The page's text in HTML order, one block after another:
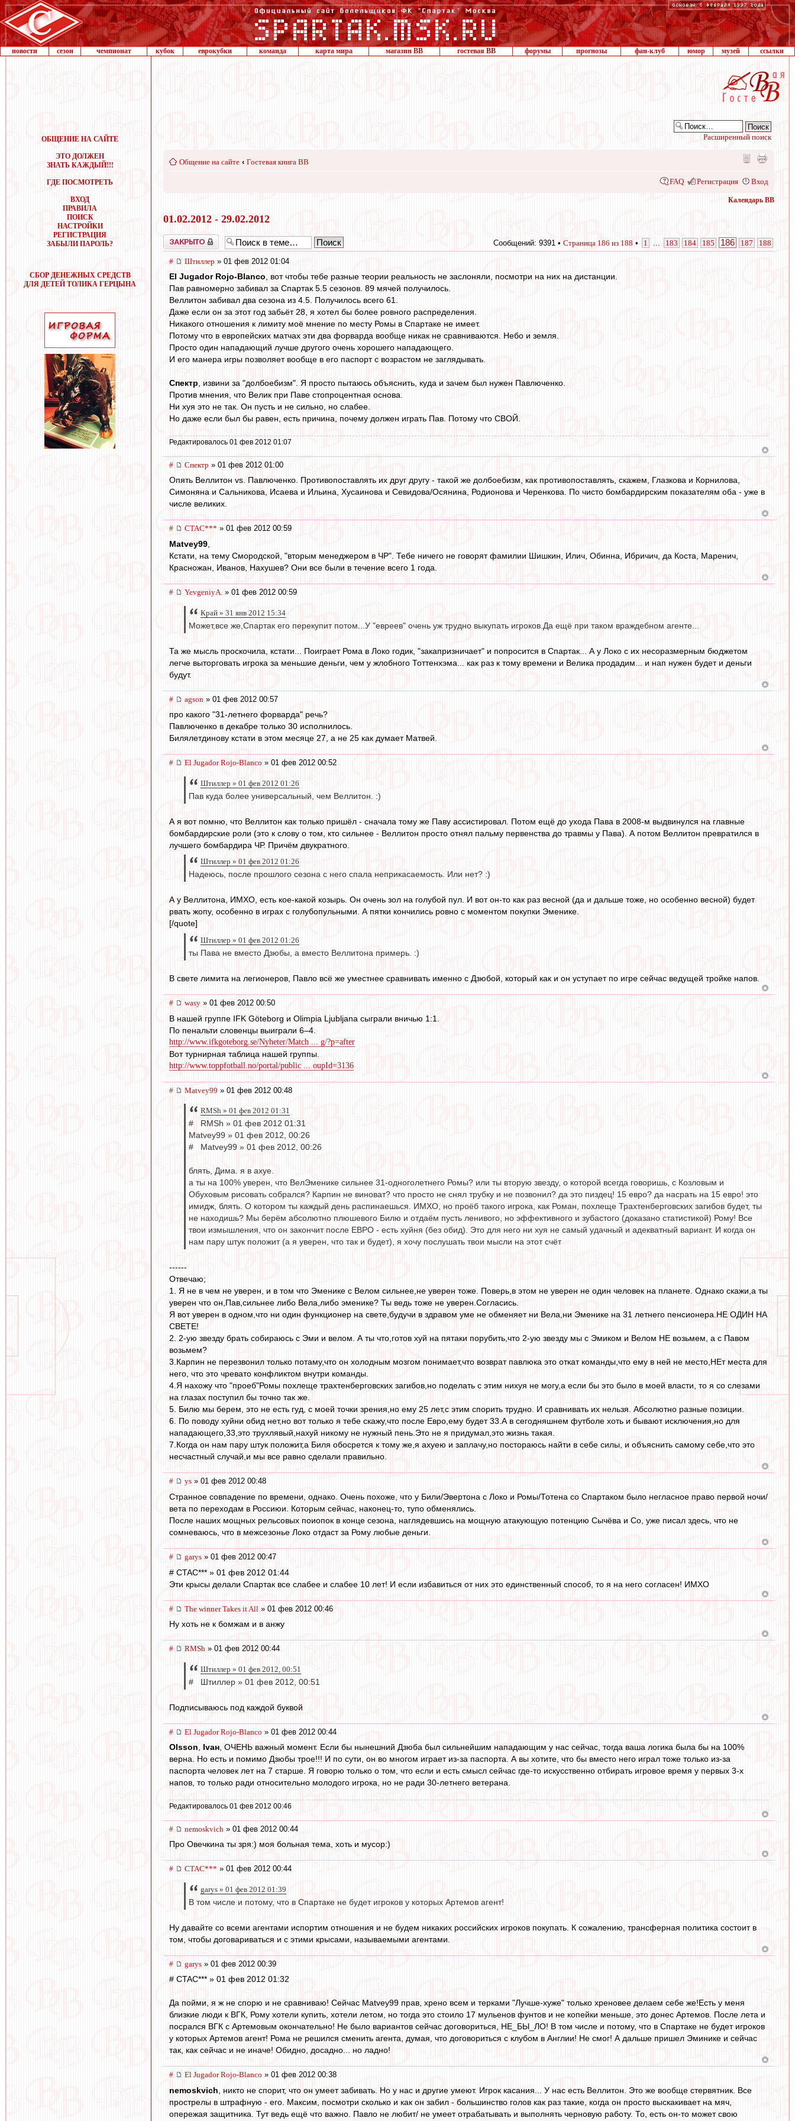
новости сезон чемпионат кубок еврокубки команда карта мира магазин ВВ гостевая ВВ форумы прогнозы фан-клуб юмор музей ссылки
ОБЩЕНИЕ НА САЙТЕ
ЭТО ДОЛЖЕН
ЗНАТЬ КАЖДЫЙ!!!
ГДЕ ПОСМОТРЕТЬ
ВХОД
ПРАВИЛА
ПОИСК
НАСТРОЙКИ
РЕГИСТРАЦИЯ
ЗАБЫЛИ ПАРОЛЬ?
СБОР ДЕНЕЖНЫХ СРЕДСТВ
ДЛЯ ДЕТЕЙ ТОЛИКА ГЕРЦЫНА
Расширенный поиск
Общение на сайте ‹ Гостевая книга ВВ
FAQ Регистрация Вход
Календарь ВВ
01.02.2012 - 29.02.2012
Закрыто Сообщений: 9391 • Страница 186 из 188 • 1 183 184 185 186 187 188
# Штиллер » 01 фев 2012 01:04
El Jugador Rojo-Blanco, вот чтобы тебе разные теории реальность не заслоняли, посмотри на них на дистанции.
Пав равномерно забивал за Спартак 5.5 сезонов. 89 мячей получилось.
Веллитон забивал два сезона из 4.5. Получилось всего 61.
Даже если он за этот год забьёт 28, я хотел бы более ровного распределения.
Никакого отношения к лимиту моё мнение по месту Ромы в Спартаке не имеет.
Потому что в европейских матчах эти два форварда вообще никак не сравниваются. Небо и земля.
Просто один нападающий лучше другого очень хорошего нападающего.
И его манера игры позволяет вообще в его паспорт с возрастом не заглядывать.
Спектр, извини за "долбоебизм". Я просто пытаюсь объяснить, куда и зачем был нужен Павлюченко.
Против мнения, что Велик при Паве стопроцентная основа.
Ни хуя это не так. Он пусть и не сильно, но слабее.
Но даже если был бы равен, есть причина, почему должен играть Пав. Потому что СВОЙ.
Редактировалось 01 фев 2012 01:07
# Спектр » 01 фев 2012 01:00
Опять Веллитон vs. Павлюченко. Противопоставлять их друг другу - такой же долбоебизм, как противопоставлять, скажем, Глазкова и Корнилова,
Симоняна и Сальникова, Исаева и Ильина, Хусаинова и Севидова/Осянина, Родионова и Черенкова. По чисто бомбардирским показателям оба - уже в
числе великих.
# CTAC*** » 01 фев 2012 00:59
Matvey99
Кстати, на тему Смородской, "вторым менеджером в ЧР". Тебе ничего не говорят фамилии Шишкин, Илич, Обинна, Ибричич, да Коста, Маренич,
Красножан, Иванов, Нахушев? Они все были в течение всего 1 года.
# YevgeniyA. » 01 фев 2012 00:59
Край » 31 янв 2012 15:34
Может,все же,Спартак его перекупит потом...У "евреев" очень уж трудно выкупать игроков.Да ещё при таком враждебном агенте...
Та же мысль проскочила, кстати... Поиграет Рома в Локо годик, "закапризничает" и попросится в Спартак... А у Локо с их несоразмерным бюджетом
легче выторговать игрока за меньшие деньги, чем у жлобного Тоттенхэма... как раз к тому времени и Велика продадим... и нап нужен будет и деньги
будут.
# agson » 01 фев 2012 00:57
про какого "31-летнего форварда" речь?
Павлюченко в декабре только 30 исполнилось.
Билялетдинову кстати в этом месяце 27, а не 25 как думает Матвей.
# El Jugador Rojo-Blanco » 01 фев 2012 00:52
Штиллер » 01 фев 2012 01:26
Пав куда более универсальный, чем Веллитон. :)
А я вот помню, что Веллитон как только пришёл - сначала тому же Паву ассистировал. Потом ещё до ухода Пава в 2008-м выдвинулся на главные
бомбардирские роли (это к слову о том, кто сильнее - Веллитон просто отнял пальму первенства до травмы у Пава). А потом Веллитон превратился в
лучшего бомбардира ЧР. Причём двукратного.
Штиллер » 01 фев 2012 01:26
Надеюсь, после прошлого сезона с него спала неприкасаемость. Или нет? :)
А у Веллитона, ИМХО, есть кое-какой козырь. Он очень зол на голубой пул. И вот он-то как раз весной (да и дальше тоже, но особенно весной) будет
рвать жопу, особенно в играх с голубопульными. А пятки кончились ровно с моментом покупки Эменике.
[/quote]
Штиллер » 01 фев 2012 01:26
ты Пава не вместо Дзюбы, а вместо Веллитона примерь. :)
В свете лимита на легионеров, Павло всё же уместнее сравнивать именно с Дзюбой, который как и он уступает по игре сейчас ведущей тройке напов.
# wasy » 01 фев 2012 00:50
В нашей группе IFK Göteborg и Olimpia Ljubljana сыграли вничью 1:1.
По пенальти словенцы выиграли 6–4.
http://www.ifkgoteborg.se/Nyheter/Match ... g/?p=after
Вот турнирная таблица нашей группы.
http://www.toppfotball.no/portal/public ... oupId=3136
# Matvey99 » 01 фев 2012 00:48
RMSh » 01 фев 2012 01:31
# RMSh » 01 фев 2012 01:31
Matvey99 » 01 фев 2012, 00:26
# Matvey99 » 01 фев 2012, 00:26
блять, Дима. я в ахуе.
а ты на 100% уверен, что ВелЭменике сильнее 31-одноголетнего Ромы? или ты вторую звезду, о которой всегда говоришь, с Козловым и
Обуховым рисовать собрался? Карпин не виноват? что просто не снял трубку и не позвонил? да это пиздец! 15 евро? да насрать на 15 евро! это
имидж, блять. О котором ты каждый день распинаешься. ИМХО, но проёб такого игрока, как Роман, похлеще Трахтенберговских загибов будет, ты
не находишь? Мы берём абсолютно плюшевого Билю и отдаём пусть ленивого, но эффективного и зубастого (доказано статистикой) Рому! Все
твои измышления, что он закончит после ЕВРО - есть хуйня (без обид). Это для него ни хуя не самый удачный и адекватный вариант. И когда он
нам пару штук положит (а я уверен, что так и будет), я хочу послушать твои мысли на этот счёт
------
Отвечаю;
1. Я не в чем не уверен, и в том что Эменике с Велом сильнее,не уверен тоже. Поверь,в этом не уверен не один человек на планете. Однако скажи,а ты
уверен что он,Пав,сильнее либо Вела,либо эменике? Ты ведь тоже не уверен.Согласись.
Я вот уверен в одном,что ни один функционер на свете,будучи в здравом уме не обменяет ни Вела,ни Эменике на 31 летнего пенсионера.НЕ ОДИН НА
СВЕТЕ!
2. 2-ую звезду брать собираюсь с Эми и велом. А ты что,готов хуй на пятаки порубить,что 2-ую звезду мы с Эмиком и Велом НЕ возьмем, а с Павом
возьмем?
3.Карпин не перезвонил только потаму,что он холодным мозгом понимает,что возврат павлюка это откат команды,что ему в ней не место,НЕт места для
него, что это чревато конфликтом внутри команды.
4.Я нахожу что "проеб"Ромы похлеще трахтенберговских загибов,но поделать с этим нихуя не могу,а если бы это было в моей власти, то я со слезами
на глазах поступил бы точно так же.
5. Билю мы берем, это не есть гуд, с моей точки зрения,но ему 25 лет,с этим спорить трудно. И сравнивать их нельзя. Абсолютно разные позиции.
6. По поводу хуйни обид нет,но вот только я тебе скажу,что после Евро,ему будет 33.А в сегодняшнем футболе хоть и бывают исключения,но для
нападающего,33,это трухлявый,нахуй никому не нужный пень.Это не я придумал,это жизнь такая.
7.Когда он нам пару штук положит,а Биля обосрется к тому же,я ахуею и заплачу,но постораюсь найти в себе силы, и объяснить самому себе,что это
несчастный случай,и мы все равно сделали правильно.
# ys » 01 фев 2012 00:48
Странное совпадение по времени, однако. Очень похоже, что у Били/Эвертона с Локо и Ромы/Тотена со Спартаком было негласное право первой ночи/
вета по переходам в Россиюи. Которым сейчас, наконец-то, тупо обменялись.
После наших мощных рельсовых поиопок в конце сезона, наглядевшись на мощную атакующую потенцию Сычёва и Со, уже писал здесь, что не
сомневаюсь, что в межсезонье Локо отдаст за Рому любые деньги.
# garys » 01 фев 2012 00:47
# CTAC*** » 01 фев 2012 01:44
Эти крысы делали Спартак все слабее и слабее 10 лет! И если избавиться от них это единственный способ, то я на него согласен! ИМХО
# The winner Takes it All » 01 фев 2012 00:46
Ну хоть не к бомжам и в анжу
# RMSh » 01 фев 2012 00:44
Штиллер » 01 фев 2012, 00:51
# Штиллер » 01 фев 2012, 00:51
Подписываюсь под каждой буквой
# El Jugador Rojo-Blanco » 01 фев 2012 00:44
Olsson, Ivан, ОЧЕНЬ важный момент. Если бы нынешний Дзюба был сильнейшим нападающим у нас сейчас, тогда ваша логика была бы на 100%
верна. Но есть и помимо Дзюбы трое!!! И по сути, он во многом играет из-за паспорта. А вы хотите, что бы вместо него играл тоже только из-за
паспорта человек лет на 7 старше. Я говорю только о том, что если и есть смысл сейчас где-то искусственно отбирать игровое время у первых 3-х
напов, то только ради относительно молодого игрока, но не ради 30-летнего ветерана.
Редактировалось 01 фев 2012 00:46
# nemoskvich » 01 фев 2012 00:44
Про Овечкина ты зря:) моя больная тема, хоть и мусор:)
# CTAC*** » 01 фев 2012 00:44
garys » 01 фев 2012 01:39
В том числе и потому, что в Спартаке не будет игроков у которых Артемов агент!
Ну давайте со всеми агентами испортим отношения и не будем никаких российских игроков покупать. К сожалению, трансферная политика состоит в
том, чтобы договариваться и с этими крысами, называемыми агентами.
# garys » 01 фев 2012 00:39
# CTAC*** » 01 фев 2012 01:32
Да пойми, я ж не спорю и не сравниваю! Сейчас Matvey99 прав, хрено всем и терками "Лучше-хуже" только хреновее делаем себе же!Есть у меня
близкие люди к ВГК, Рому хотели купить, хотели летом, но тогда это стоило 17 мульенов фунтов и не копейки меньше, это донес Артемов. После лета и
посрался ВГК с Артемовым окончательно! Не было вариантов сейчас договориться, НЕ_БЫ_ЛО! В том числе и потому, что в Спартаке не будет игроков
у которых Артемов агент! Рома не решился сменить агента, думая, что договориться с клубом в Англии! Не смог! А дальше пришел Эминике и сейчас
так, как сейчас и не иначе! Обидно, досадно... но ладно!
# El Jugador Rojo-Blanco » 01 фев 2012 00:38
nemoskvich , никто не спорит, что он умеет забивать. Но у нас и другие умеют. Игрок касания... У нас есть Веллитон. Это же вообще стервятник. Все
прострелы в штрафную - его. Максим, посмотри сколько и как он забил - большинство голов как раз такие, когда он просто выскакивает на мяч,
опережая защитника. Тут ведь ещё что важно. Павло не любит/ не умеет отрабатывать и выполнять черновую работу. То, есть он-то может свою